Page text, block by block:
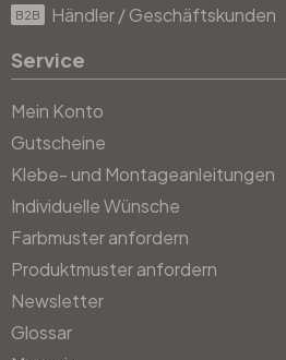
B2B Händler / Geschäftskunden
Service
Mein Konto
Gutscheine
Klebe- und Montageanleitungen
Individuelle Wünsche
Farbmuster anfordern
Produktmuster anfordern
Newsletter
Glossar